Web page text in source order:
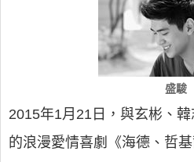
盛駿
2015年1月21日，與玄彬、
的浪漫愛情喜劇《海德、哲